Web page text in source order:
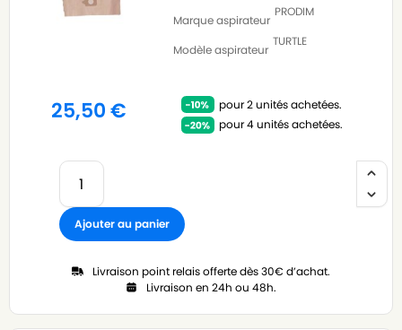
Marque aspirateur
PRODIM
Modèle aspirateur
TURTLE
25,50€
pour 2 unités achetées.
pour 4 unités achetées.
Ajouter au panier
Livraison point relais offerte dès 30€ d’achat.
Livraison en 24h ou 48h.